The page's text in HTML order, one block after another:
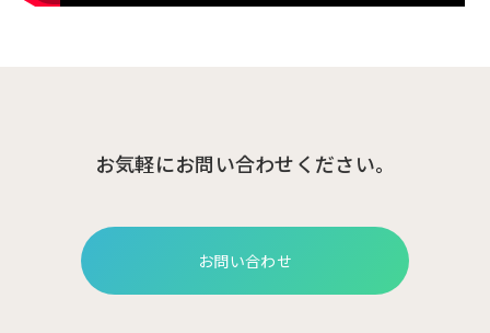
お気軽にお問い合わせください。
お問い合わせ